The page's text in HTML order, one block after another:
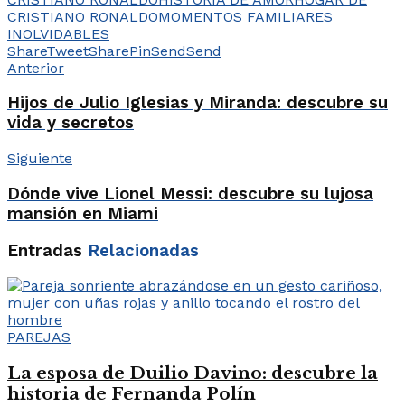
CRISTIANO RONALDOMOMENTOS FAMILIARES
INOLVIDABLES
ShareTweetSharePinSendSend
Anterior
Hijos de Julio Iglesias y Miranda: descubre su
vida y secretos
Siguiente
Dónde vive Lionel Messi: descubre su lujosa
mansión en Miami
Entradas Relacionadas
PAREJAS
La esposa de Duilio Davino: descubre la
historia de Fernanda Polín